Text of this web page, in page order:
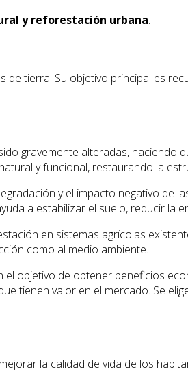
y reforestación urbana.
tierra. Su objetivo principal es
gravemente alteradas, haciendo
y funcional, restaurando la
y el impacto negativo de
a estabilizar el suelo, reducir la
en sistemas agrícolas
como al medio ambiente.
objetivo de obtener beneficios
tienen valor en el mercado. Se
la calidad de vida de los